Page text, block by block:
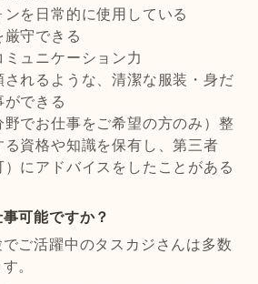
ンを日常的に使用している
守できる
ュニケーション力
されるような、清潔な服装・身だ
ができる
野でお仕事をご希望の方のみ）整
る資格や知識を保有し、第三者
）にアドバイスをしたことがある
可能ですか？
ご活躍中のタスカジさんは多数
。